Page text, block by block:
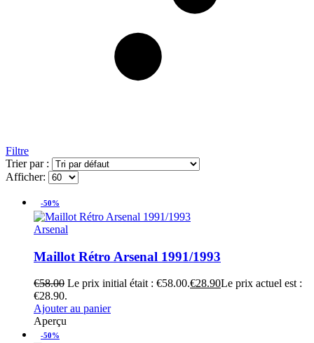
Filtre
Trier par :
Afficher:
-50%
Arsenal
Maillot Rétro Arsenal 1991/1993
€58.00 Le prix initial était : €58.00.€28.90Le prix actuel est :
€28.90.
Ajouter au panier
Aperçu
-50%